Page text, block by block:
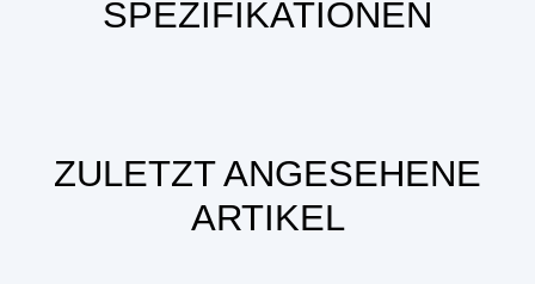
SPEZIFIKATIONEN
ZULETZT ANGESEHENE
ARTIKEL